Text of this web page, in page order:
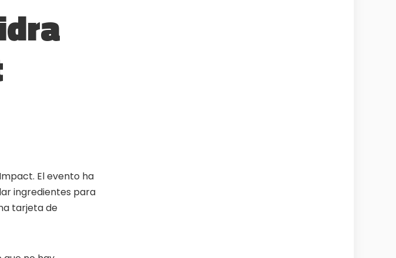
El evento ha
ingredientes para
tarjeta de